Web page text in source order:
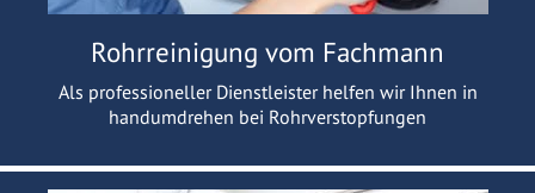
Rohrreinigung vom Fachmann
Als professioneller Dienstleister helfen wir Ihnen in
handumdrehen bei Rohrverstopfungen